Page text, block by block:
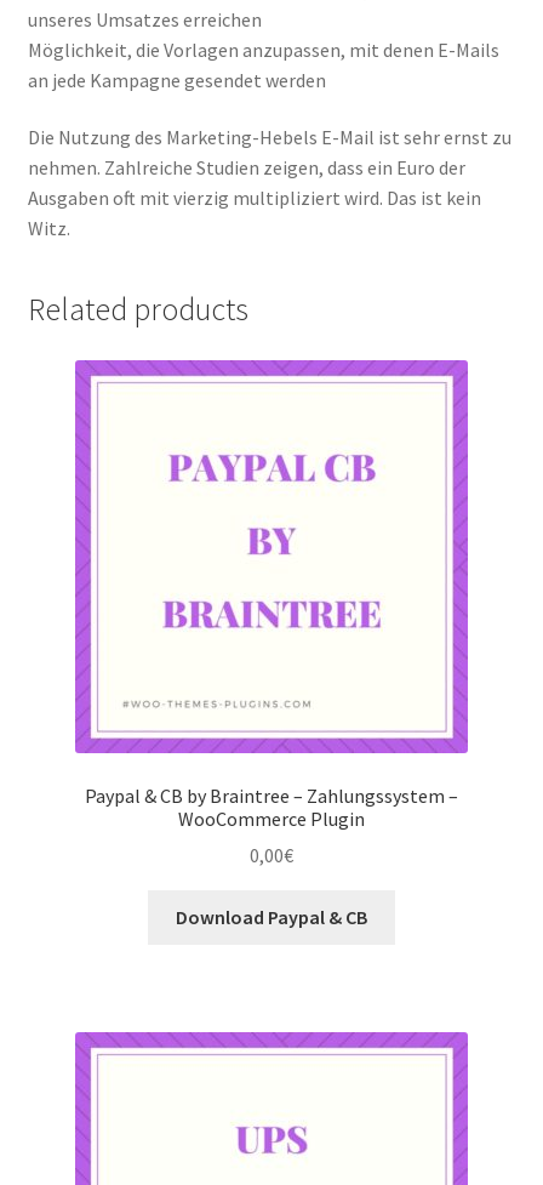
unseres Umsatzes erreichen
Möglichkeit, die Vorlagen anzupassen, mit denen E-Mails
an jede Kampagne gesendet werden
Die Nutzung des Marketing-Hebels E-Mail ist sehr ernst zu
nehmen. Zahlreiche Studien zeigen, dass ein Euro der
Ausgaben oft mit vierzig multipliziert wird. Das ist kein
Witz.
Related products
Paypal & CB by Braintree – Zahlungssystem –
WooCommerce Plugin
0,00€
Download Paypal & CB